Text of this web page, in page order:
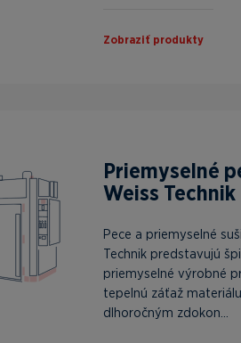
Zobraziť produkty
Priemyselné
Weiss Technik
Pece a priemyselné
Technik predstavujú
priemyselné výrobné
tepelnú záťaž
dlhoročným zdokon...